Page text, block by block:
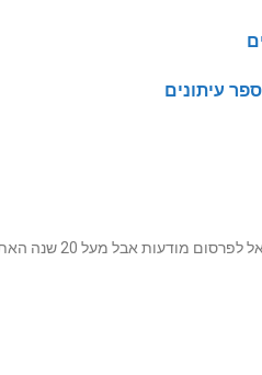
עיתונים
האתר עבר לאחרונה שדרוג מערכות על מנת שכל